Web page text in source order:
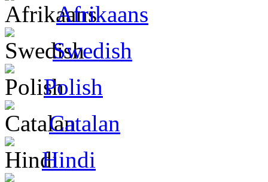
Afrikaans
Swedish
Polish
Catalan
Hindi